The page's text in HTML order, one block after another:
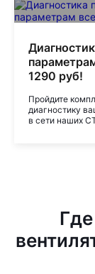
1290 руб!
Пройдите
диагностику
в сети наших